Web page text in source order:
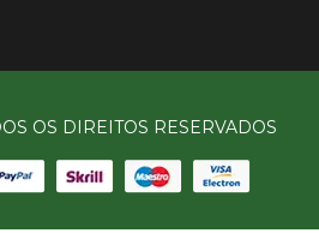
OS DIREITOS RESERVADOS